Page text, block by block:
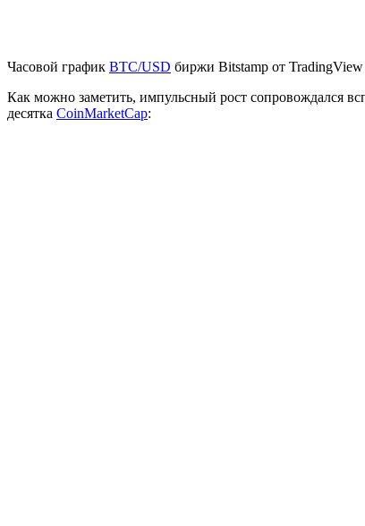
Часовой график BTC/USD биржи Bitstamp от TradingView
Как можно заметить, импульсный рост сопровождался
десятка CoinMarketCap: